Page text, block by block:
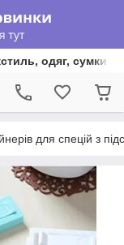
одяг, сумки
для спецій з